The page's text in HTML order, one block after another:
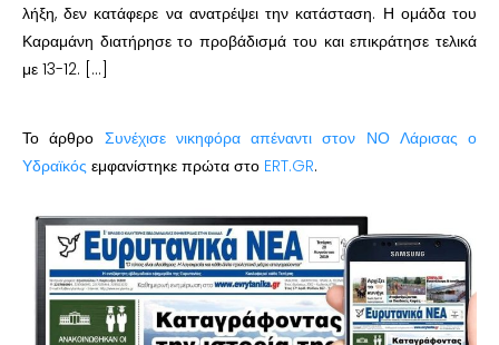
λήξη, δεν κατάφερε να ανατρέψει την κατάσταση. Η ομάδα του
Καραμάνη διατήρησε το προβάδισμά του και επικράτησε τελικά
με 13-12. […]
Το άρθρο Συνέχισε νικηφόρα απέναντι στον ΝΟ Λάρισας ο
Υδραϊκός εμφανίστηκε πρώτα στο ERT.GR.